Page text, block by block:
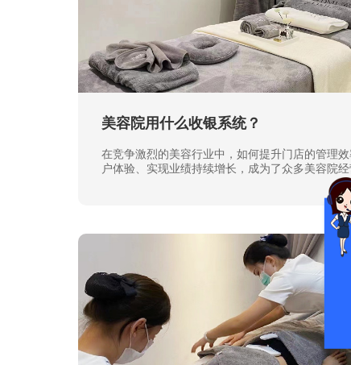
美容院用什么收银系统？
在竞争激烈的美容行业中，如何提升门店的管理
户体验、实现业绩持续增长，成为了众多美容院